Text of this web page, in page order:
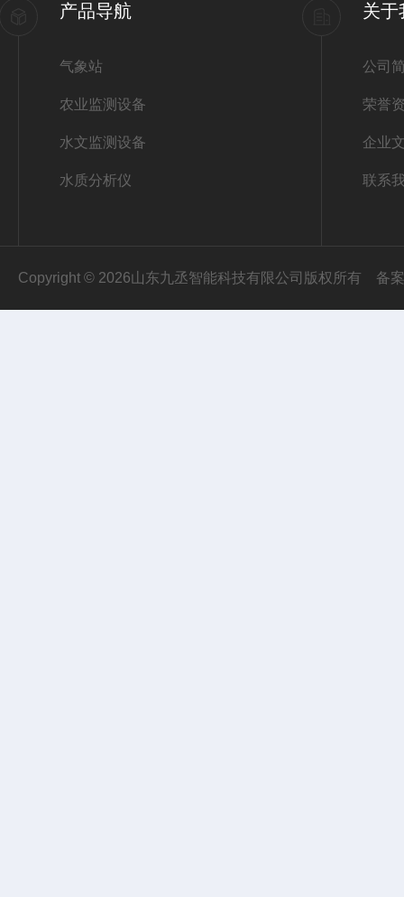
产品导航
气象站
农业监测设备
水文监测设备
水质分析仪
关于
公司
荣誉
企业
联系
Copyright © 2026山东九丞智能科技有限公司版权所有 备